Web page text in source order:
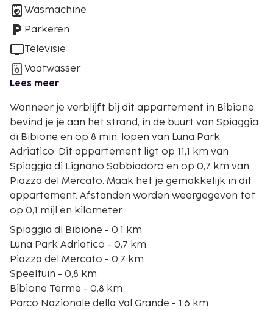
Wasmachine
Parkeren
Televisie
Vaatwasser
Lees meer
Wanneer je verblijft bij dit appartement in Bibione,
bevind je je aan het strand, in de buurt van Spiaggia
di Bibione en op 8 min. lopen van Luna Park
Adriatico. Dit appartement ligt op 11,1 km van
Spiaggia di Lignano Sabbiadoro en op 0,7 km van
Piazza del Mercato. Maak het je gemakkelijk in dit
appartement. Afstanden worden weergegeven tot
op 0,1 mijl en kilometer.
Spiaggia di Bibione - 0,1 km
Luna Park Adriatico - 0,7 km
Piazza del Mercato - 0,7 km
Speeltuin - 0,8 km
Bibione Terme - 0,8 km
Parco Nazionale della Val Grande - 1,6 km